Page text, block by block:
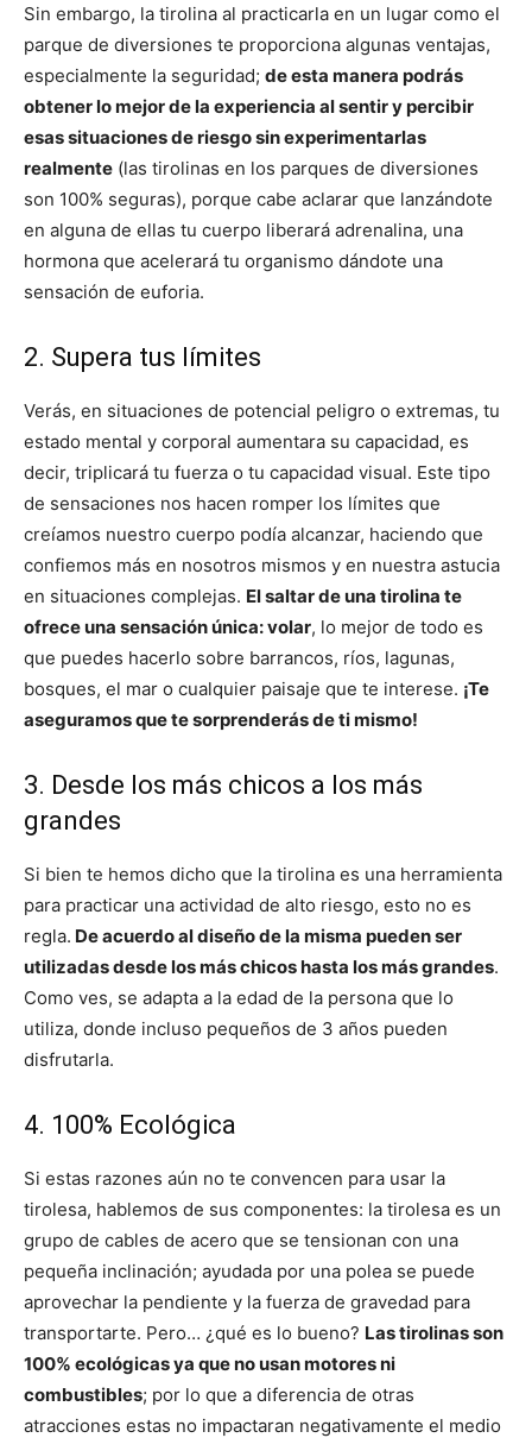
Sin embargo, la tirolina al practicarla en un lugar como el
parque de diversiones te proporciona algunas ventajas,
especialmente la seguridad; de esta manera podrás
obtener lo mejor de la experiencia al sentir y percibir
esas situaciones de riesgo sin experimentarlas
realmente (las tirolinas en los parques de diversiones
son 100% seguras), porque cabe aclarar que lanzándote
en alguna de ellas tu cuerpo liberará adrenalina, una
hormona que acelerará tu organismo dándote una
sensación de euforia.
2. Supera tus límites
Verás, en situaciones de potencial peligro o extremas, tu
estado mental y corporal aumentara su capacidad, es
decir, triplicará tu fuerza o tu capacidad visual. Este tipo
de sensaciones nos hacen romper los límites que
creíamos nuestro cuerpo podía alcanzar, haciendo que
confiemos más en nosotros mismos y en nuestra astucia
en situaciones complejas. El saltar de una tirolina te
ofrece una sensación única: volar, lo mejor de todo es
que puedes hacerlo sobre barrancos, ríos, lagunas,
bosques, el mar o cualquier paisaje que te interese. ¡Te
aseguramos que te sorprenderás de ti mismo!
3. Desde los más chicos a los más
grandes
Si bien te hemos dicho que la tirolina es una herramienta
para practicar una actividad de alto riesgo, esto no es
regla. De acuerdo al diseño de la misma pueden ser
utilizadas desde los más chicos hasta los más grandes.
Como ves, se adapta a la edad de la persona que lo
utiliza, donde incluso pequeños de 3 años pueden
disfrutarla.
4. 100% Ecológica
Si estas razones aún no te convencen para usar la
tirolesa, hablemos de sus componentes: la tirolesa es un
grupo de cables de acero que se tensionan con una
pequeña inclinación; ayudada por una polea se puede
aprovechar la pendiente y la fuerza de gravedad para
transportarte. Pero… ¿qué es lo bueno? Las tirolinas son
100% ecológicas ya que no usan motores ni
combustibles; por lo que a diferencia de otras
atracciones estas no impactaran negativamente el medio